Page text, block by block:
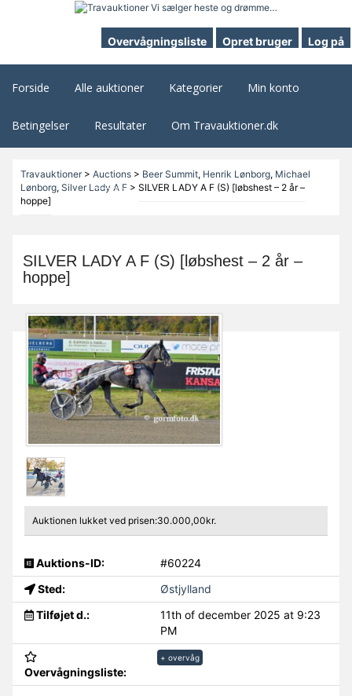
Overvågningsliste Opret bruger Log på
Forside Alle auktioner Kategorier Min konto
Betingelser Resultater Om Travauktioner.dk
Travauktioner> Auctions> Beer Summit, Henrik Lønborg, Michael
Lønborg, Silver Lady A F> SILVER LADY A F (S) [løbshest – 2 år –
hoppe]
SILVER LADY A F (S) [løbshest – 2 år –
hoppe]
Auktionen lukket ved prisen:30.000,00kr.
Auktions-ID:
#60224
Sted:
Østjylland
Tilføjet d.:
11th of december 2025 at 9:23
PM
Overvågningsliste:
+ overvåg